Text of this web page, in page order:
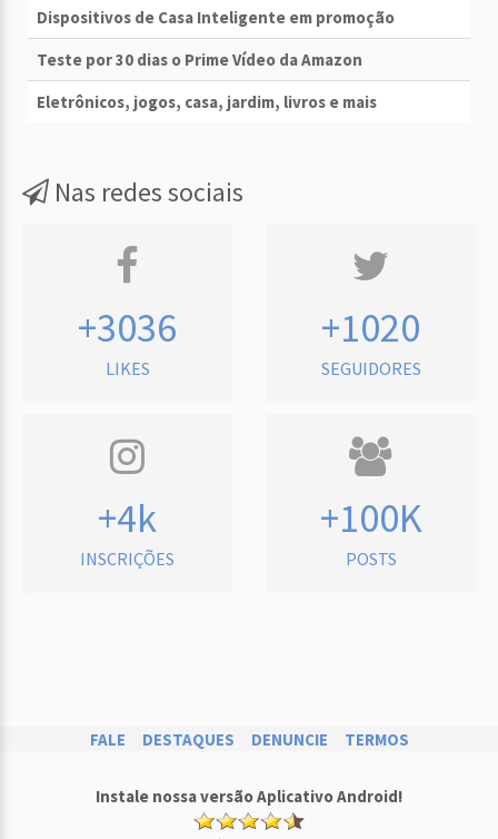
Dispositivos de Casa Inteligente em promoção
Teste por 30 dias o Prime Vídeo da Amazon
Eletrônicos, jogos, casa, jardim, livros e mais
Nas redes sociais
+3036
LIKES
+1020
SEGUIDORES
+4k
INSCRIÇÕES
+100K
POSTS
FALE DESTAQUES DENUNCIE TERMOS
Instale nossa versão Aplicativo Android!